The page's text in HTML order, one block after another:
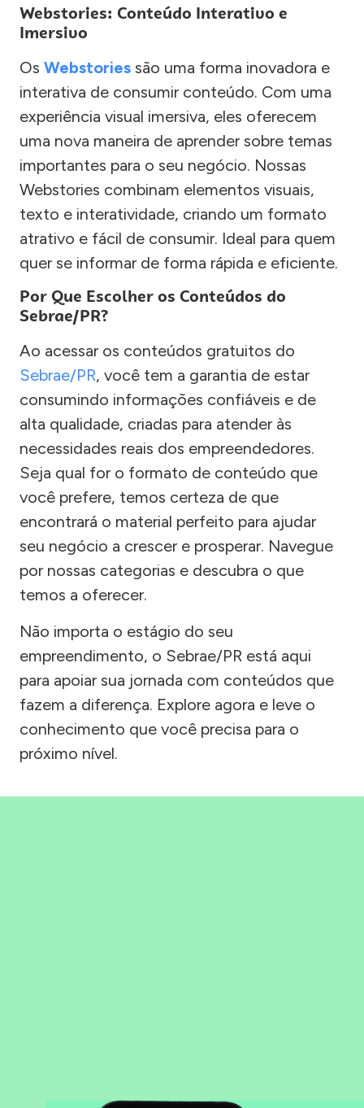
Webstories: Conteúdo Interativo e
Imersivo
Os Webstories são uma forma inovadora e
interativa de consumir conteúdo. Com uma
experiência visual imersiva, eles oferecem
uma nova maneira de aprender sobre temas
importantes para o seu negócio. Nossas
Webstories combinam elementos visuais,
texto e interatividade, criando um formato
atrativo e fácil de consumir. Ideal para quem
quer se informar de forma rápida e eficiente.
Por Que Escolher os Conteúdos do
Sebrae/PR?
Ao acessar os conteúdos gratuitos do
Sebrae/PR, você tem a garantia de estar
consumindo informações confiáveis e de
alta qualidade, criadas para atender às
necessidades reais dos empreendedores.
Seja qual for o formato de conteúdo que
você prefere, temos certeza de que
encontrará o material perfeito para ajudar
seu negócio a crescer e prosperar. Navegue
por nossas categorias e descubra o que
temos a oferecer.
Não importa o estágio do seu
empreendimento, o Sebrae/PR está aqui
para apoiar sua jornada com conteúdos que
fazem a diferença. Explore agora e leve o
conhecimento que você precisa para o
próximo nível.